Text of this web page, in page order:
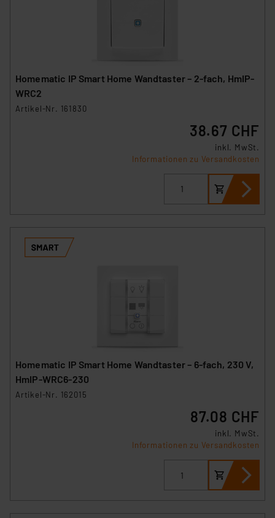
Homematic IP Smart Home Wandtaster – 2-fach, HmIP-
WRC2
Artikel-Nr. 161830
38.67 CHF
inkl. MwSt.
Informationen zu Versandkosten
Homematic IP Smart Home Wandtaster – 6-fach, 230 V,
HmIP-WRC6-230
Artikel-Nr. 162015
87.08 CHF
inkl. MwSt.
Informationen zu Versandkosten